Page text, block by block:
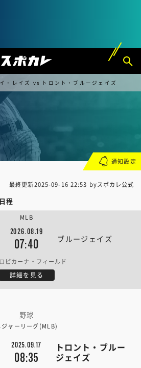
・レイズ vs トロント・ブルージェイズ
最終更新2025-09-16 22:53 byスポカレ公式
程
2026.08.19
07:40 ブルージェイズ
MLB
ピカーナ・フィールド
詳細を見る
野球
ジャーリーグ(MLB)
2025.09.17
08:35
トロント・ブルー
ジェイズ
通知設定